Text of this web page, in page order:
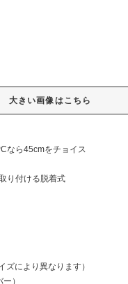
大きい画像はこちら
なら45cmをチョイス
り付ける脱着式
により異なります）
）